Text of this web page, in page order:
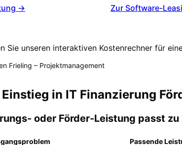
→
Zur Software-
Sie unseren interaktiven Kostenrechner für
Frieling – Projektmanagement
in IT Finanzierung
oder Förder-Leistung passt zu
Passende